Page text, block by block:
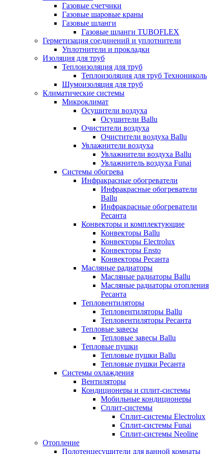
Газовые счетчики
Газовые шаровые краны
Газовые шланги
Газовые шланги TUBOFLEX
Герметизация соединений и уплотнители
Уплотнители и прокладки
Изоляция для труб
Теплоизоляция для труб
Теплоизоляция для труб Технониколь
Шумоизоляция для труб
Климатические системы
Микроклимат
Осушители воздуха
Осушители Ballu
Очистители воздуха
Очистители воздуха Ballu
Увлажнители воздуха
Увлажнители воздуха Ballu
Увлажнитель воздуха Funai
Системы обогрева
Инфракрасные обогреватели
Инфракрасные обогреватели
Ballu
Инфракрасные обогреватели
Ресанта
Конвекторы и комплектующие
Конвекторы Ballu
Конвекторы Electrolux
Конвекторы Ensto
Конвекторы Ресанта
Масляные радиаторы
Масляные радиаторы Ballu
Масляные радиаторы отопления
Ресанта
Тепловентиляторы
Тепловентиляторы Ballu
Тепловентиляторы Ресанта
Тепловые завесы
Тепловые завесы Ballu
Тепловые пушки
Тепловые пушки Ballu
Тепловые пушки Ресанта
Системы охлаждения
Вентиляторы
Кондиционеры и сплит-системы
Мобильные кондиционеры
Сплит-системы
Сплит-системы Electrolux
Сплит-системы Funai
Сплит-системы Neoline
Отопление
Полотенцесушители для ванной комнаты